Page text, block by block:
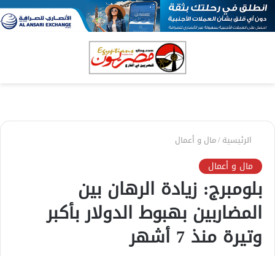
الرئيسية/مال و أعمال
مال و أعمال
بلومبرج: زيادة الرهان بين
المضاربين بهبوط الدولار بأكبر
وتيرة منذ 7 أشهر